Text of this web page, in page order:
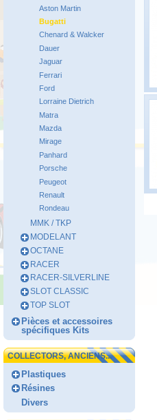
Aston Martin
Bugatti
Chenard & Walcker
Dauer
Jaguar
Ferrari
Ford
Lorraine Dietrich
Matra
Mazda
Mirage
Panhard
Porsche
Peugeot
Renault
Rondeau
MMK / TKP
MODELANT
OCTANE
RACER
RACER-SILVERLINE
SLOT CLASSIC
TOP SLOT
Pièces et accessoires
spécifiques Kits
COLLECTORS, ANCIENS...
Plastiques
Résines
Divers